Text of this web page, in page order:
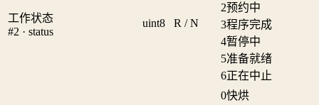
工作状态
#2 · status
uint8 R / N
2预约中
3程序完成
4暂停中
5准备就绪
6正在中止
0快烘